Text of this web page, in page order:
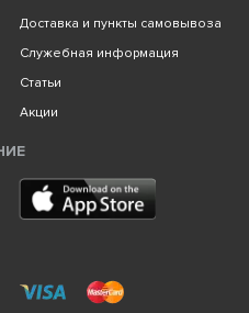
Доставка и пункты самовывоза
Служебная информация
Статьи
Акции